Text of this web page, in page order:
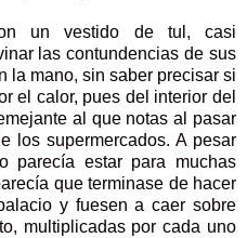
un vestido de tul, casi
las contundencias de sus
la mano, sin saber precisar si
el calor, pues del interior del
al que notas al pasar
los supermercados. A pesar
parecía estar para muchas
que terminase de hacer
y fuesen a caer sobre
multiplicadas por cada uno